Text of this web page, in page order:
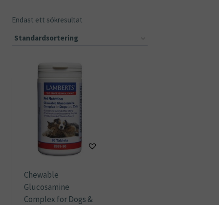
Endast ett sökresultat
Chewable
Glucosamine
Complex for Dogs &